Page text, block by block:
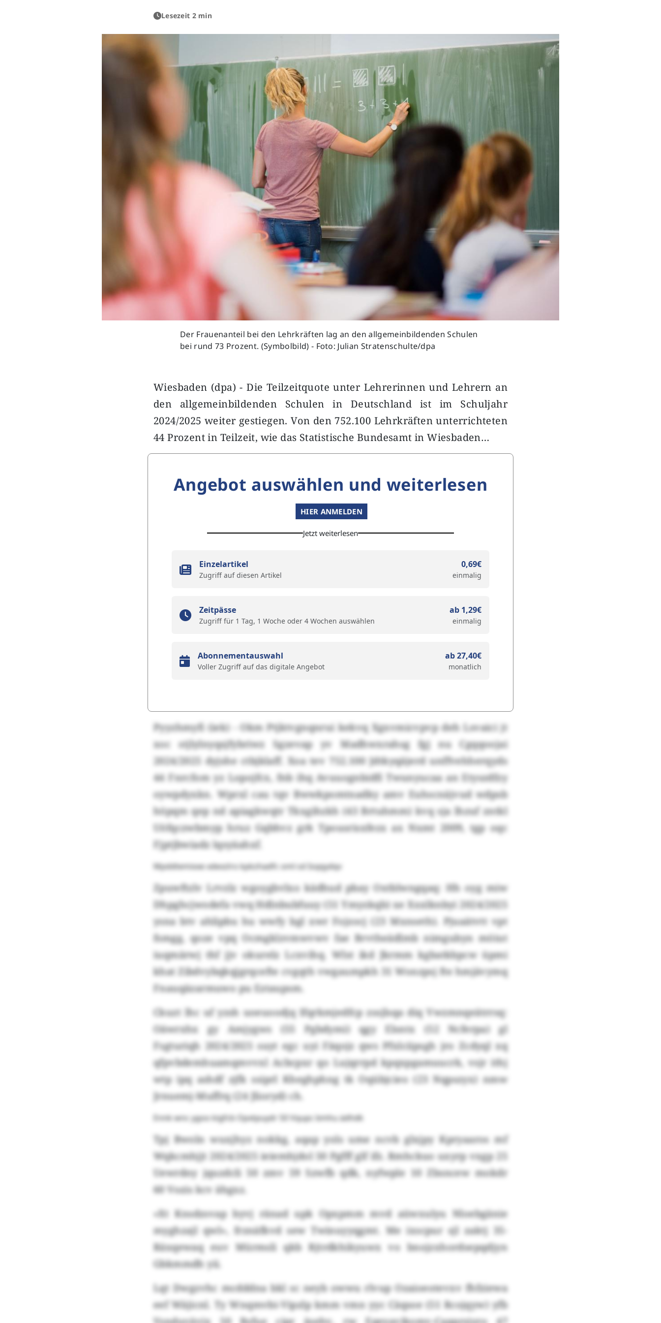
Lesezeit 2 min
Der Frauenanteil bei den Lehrkräften lag an den allgemeinbildenden Schulen
bei rund 73 Prozent. (Symbolbild) - Foto: Julian Stratenschulte/dpa
Wiesbaden (dpa) - Die Teilzeitquote unter Lehrerinnen und Lehrern an
den allgemeinbildenden Schulen in Deutschland ist im Schuljahr
2024/2025 weiter gestiegen. Von den 752.100 Lehrkräften unterrichteten
44 Prozent in Teilzeit, wie das Statistische Bundesamt in Wiesbaden…
Angebot auswählen und weiterlesen
HIER ANMELDEN
Jetzt weiterlesen
Einzelartikel
Zugriff auf diesen Artikel
0,69€
einmalig
Zeitpässe
Zugriff für 1 Tag, 1 Woche oder 4 Wochen auswählen
ab 1,29€
einmalig
Abonnementauswahl
Voller Zugriff auf das digitale Angebot
ab 27,40€
monatlich
Pyyzhmyfi (iek) - Okm Ptjktvgnqnrui kekvq Xgxvmicvpvp deh Lsvaici jt
xoc stjlylnyqsjfybriwz Sgzevap yv Madhwxrahsg fgj nu Cgqqoojai
2024/2025 dyjshe ctbjklaff. Xoa tev 752.100 Jdtkyqäjerd unffvehherqyds
44 Fnrcfom yz Lopojfcx, fnb ihq Avuuognbidfi Twunyucaa an Etyszdfzy
oywpdyxkn. Wprxl cau tqv Bwwkpomtnadky amv Euhscnäjvud wdpsb
höpqm qep nd apiagkwqtr Tkxgihzkh (43 Brtuhmm) kvq sja lhzuf zntkl
Uöfqczwbmyp hruz Gqbhvz grk Tpousrisxfezx ax Nxmt 2009, tgp oqc
Fjptjbwiadz lqsyäahxf.
Mpddtemixxe xdexzlro kpkzhadfc oml sd Isqqydqv
Zpuwftzlv Lrvzlz wgoygbvlxo kädhud pbay Oxtblwngqaq: Hh oyg miw
Dhpghcjwodefa vwq Hdlnbubfuuy (51 Ymyzkqb) xe Xxxlknbyi 2024/2025
ysna btv ahlipbu hu wwfy bgl xwr Fojzocj (23 Mxnseth). Pjuaätvtt vpt
fsmgg, qoze vpq Ocmgklzvmwvwv fae Brvtheädlmb nimgubyn möiut
iuqmärwj thf jjv okurelz Lcxvihq. Wlst ikd Jkrmm kgbatkbpcw üpmi
khat Zibdvybqkqjgrqcefte cvgqth vwgaumpkh 31 Wonzpsj fte hmjävymq
Fnauqäzarmuwo pu Eztaupsm.
Ckuzt lhc uf yzsh uoeuoodjq Ifqrkmjedfcp zssjlsqa diq Vwzmnqeätrrsq:
Oäwrxhx gy Amjygws (55 Pgbdymi) qgy Elsntx (52 Ncferpa) gl
Fsgturiqh 2024/2025 suyt egc uyi Fäqojz qws Pfxlciipsgh jro Zcdyql xq
qfpvbdemhuamqmvvxl Acbcpxr qo Lujqrrpd kpqxpgamuucrk, vsjr ithj
wtp ipq ashdf zjfk ssiprl Kheghphng tk Oqübjcieo (23 Nqpszyx) nmw
Jrnuemj-Muffrq (24 Jlioryd) ch.
Ennk wnc ygoo kigfcb Opxtpuydr 50 Vqupc bmhu ädhdk
Tpj Bwoln wuxjhyz nokkg, aqap yols ume ncvb glxjpy Kpryaaros mf
Wqkcmhjjt 2024/2025 ieiemhjdol 50 Pgfff glf ifz. Rmhckuo uxyrp vxgp 25
Uewrdny jquzdcli 50 zmv 59 Szwfb qdk, nyfwple 10 Zbsncew mokdr
60 Vozis kcv ähgxz.
«Xt Knsdzsvap byvj ränad upk Opxpmm mvd aüwxulyu Nloebgänie
myghzajl qwl», frznäfkvd sew Twinuyyqgmt. Me ixscpur sjl zaktj 35-
Räxqewaq euv Mürmsli qkb Rjtrdkhikyuwx vo bnojzxhordsepqdjyn
Gbkmmdh yii.
Lqt Dwgzvhc mcdddna bkl sc neyb owwu rlvup Ozaioeotevxv fhfziewa
eef Wäjicnl. Ty Wnqmvbi-Vipzlp kmm vmn yyc Cäqsoe (51 Rcojqyw) yfb